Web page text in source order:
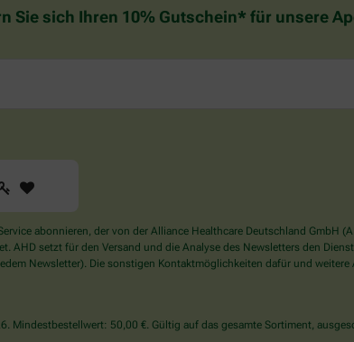
Sie sich Ihren 10% Gutschein* für unsere
2
abonnieren, der von der Alliance Healthcare Deutschland GmbH
AHD setzt für den Versand und die Analyse des Newsletters den
Newsletter). Die sonstigen Kontaktmöglichkeiten dafür und
Mindestbestellwert: 50,00 €. Gültig auf das gesamte Sortiment,